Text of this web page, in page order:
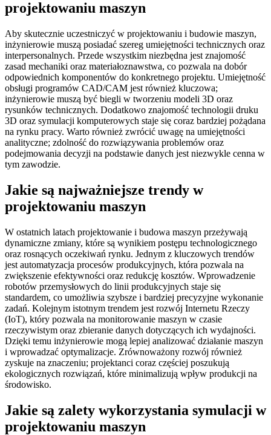
projektowaniu maszyn
Aby skutecznie uczestniczyć w projektowaniu i budowie maszyn,
inżynierowie muszą posiadać szereg umiejętności technicznych oraz
interpersonalnych. Przede wszystkim niezbędna jest znajomość
zasad mechaniki oraz materiałoznawstwa, co pozwala na dobór
odpowiednich komponentów do konkretnego projektu. Umiejętność
obsługi programów CAD/CAM jest również kluczowa;
inżynierowie muszą być biegli w tworzeniu modeli 3D oraz
rysunków technicznych. Dodatkowo znajomość technologii druku
3D oraz symulacji komputerowych staje się coraz bardziej pożądana
na rynku pracy. Warto również zwrócić uwagę na umiejętności
analityczne; zdolność do rozwiązywania problemów oraz
podejmowania decyzji na podstawie danych jest niezwykle cenna w
tym zawodzie.
Jakie są najważniejsze trendy w
projektowaniu maszyn
W ostatnich latach projektowanie i budowa maszyn przeżywają
dynamiczne zmiany, które są wynikiem postępu technologicznego
oraz rosnących oczekiwań rynku. Jednym z kluczowych trendów
jest automatyzacja procesów produkcyjnych, która pozwala na
zwiększenie efektywności oraz redukcję kosztów. Wprowadzenie
robotów przemysłowych do linii produkcyjnych staje się
standardem, co umożliwia szybsze i bardziej precyzyjne wykonanie
zadań. Kolejnym istotnym trendem jest rozwój Internetu Rzeczy
(IoT), który pozwala na monitorowanie maszyn w czasie
rzeczywistym oraz zbieranie danych dotyczących ich wydajności.
Dzięki temu inżynierowie mogą lepiej analizować działanie maszyn
i wprowadzać optymalizacje. Zrównoważony rozwój również
zyskuje na znaczeniu; projektanci coraz częściej poszukują
ekologicznych rozwiązań, które minimalizują wpływ produkcji na
środowisko.
Jakie są zalety wykorzystania symulacji w
projektowaniu maszyn